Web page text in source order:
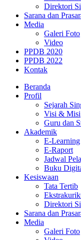
Direktori
Sarana dan
Media
Galeri Foto
Video
PPDB 2020
PPDB 2022
Kontak
Beranda
Profil
Sejarah
Visi & Misi
Guru dan
Akademik
E-Learning
E-Raport
Jadwal
Buku
Kesiswaan
Tata Tertib
Direktori
Sarana dan
Media
Galeri Foto